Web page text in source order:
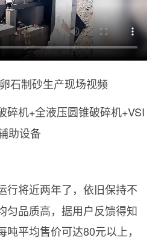
石制砂生产现场视频
碎机+全液压圆锥破碎机+VSI
助设备
行将近两年了，依旧保持不
匀品质高，据用户反馈得知
平均售价可达80元以上，